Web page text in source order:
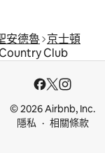
安德魯 京士頓
Club
© 2026 Airbnb, Inc.
隱私
相關條款